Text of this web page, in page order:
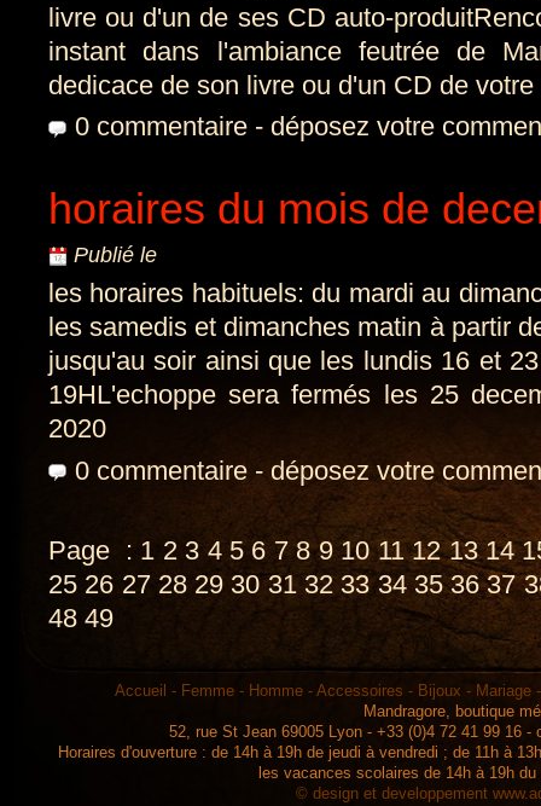
livre ou d'un de ses CD auto-
instant dans l'ambiance feutrée de
dedicace de son livre ou d'un CD de votre
0 commentaire - déposez votre
horaires du mois de
Publié le
les horaires habituels: du mardi au
les samedis et dimanches matin à partir
jusqu'au soir ainsi que les lundis 16 et
19HL'echoppe sera fermés les 25
2020
0 commentaire - déposez votre
Page : 1 2 3 4 5 6 7 8 9 10 11 12 13 14
25 26 27 28 29 30 31 32 33 34 35 36 37
48 49
Accueil - Femme - Homme - Accessoires - Bijoux - Mariage
Mandragore, boutique
52, rue St Jean 69005 Lyon - +33 (0)4 72 41 99 16 -
Horaires d'ouverture : de 14h à 19h de jeudi à vendredi ; de 11h à
les vacances scolaires de 14h à 19h
© design et developpement